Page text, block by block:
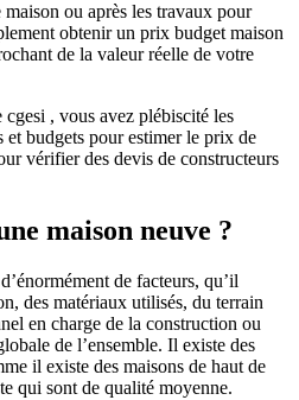
ou après les travaux pour
obtenir un prix budget maison
de la valeur réelle de votre
cgesi , vous avez plébiscité les
et budgets pour estimer le prix de
vérifier des devis de constructeurs
maison neuve ?
de facteurs, qu’il
des matériaux utilisés, du terrain
en charge de la construction ou
de l’ensemble. Il existe des
il existe des maisons de haut de
qui sont de qualité moyenne.